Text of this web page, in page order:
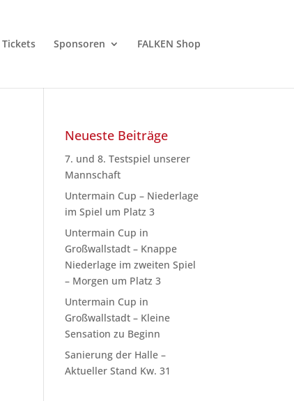
Tickets Sponsoren FALKEN Shop
Neueste Beiträge
7. und 8. Testspiel unserer
Mannschaft
Untermain Cup – Niederlage
im Spiel um Platz 3
Untermain Cup in
Großwallstadt – Knappe
Niederlage im zweiten Spiel
– Morgen um Platz 3
Untermain Cup in
Großwallstadt – Kleine
Sensation zu Beginn
Sanierung der Halle –
Aktueller Stand Kw. 31